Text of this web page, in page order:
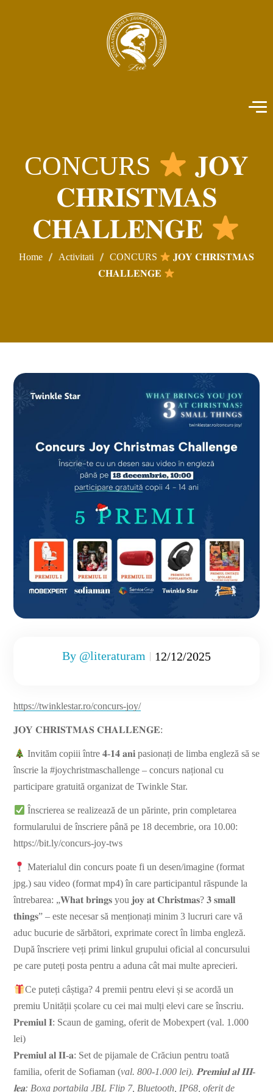
CONCURS
𝐉𝐎𝐘
𝐂𝐇𝐑𝐈𝐒𝐓𝐌𝐀𝐒
𝐂𝐇𝐀𝐋𝐋𝐄𝐍𝐆𝐄
Home Activitati CONCURS
𝐉𝐎𝐘 𝐂𝐇𝐑𝐈𝐒𝐓𝐌𝐀𝐒
𝐂𝐇𝐀𝐋𝐋𝐄𝐍𝐆𝐄
12/12/2025
By @literaturam
https://twinklestar.ro/concurs-joy/
𝐉𝐎𝐘 𝐂𝐇𝐑𝐈𝐒𝐓𝐌𝐀𝐒 𝐂𝐇𝐀𝐋𝐋𝐄𝐍𝐆𝐄:
Invităm copiii între 𝟒-𝟏𝟒 𝐚𝐧𝐢 pasionați de limba engleză să se
înscrie la #joychristmaschallenge – concurs național cu
participare gratuită organizat de Twinkle Star.
Înscrierea se realizează de un părinte, prin completarea
formularului de înscriere până pe 18 decembrie, ora 10.00:
https://bit.ly/concurs-joy-tws
Materialul din concurs poate fi un desen/imagine (format
jpg.) sau video (format mp4) în care participantul răspunde la
întrebarea: „𝐖𝐡𝐚𝐭 𝐛𝐫𝐢𝐧𝐠𝐬 you 𝐣𝐨𝐲 𝐚𝐭 𝐂𝐡𝐫𝐢𝐬𝐭𝐦𝐚𝐬? 𝟑 𝐬𝐦𝐚𝐥𝐥
𝐭𝐡𝐢𝐧𝐠𝐬” – este necesar să menționați minim 3 lucruri care vă
aduc bucurie de sărbători, exprimate corect în limba engleză.
După înscriere veți primi linkul grupului oficial al concursului
pe care puteți posta pentru a aduna cât mai multe aprecieri.
Ce puteți câștiga? 4 premii pentru elevi și se acordă un
premiu Unității școlare cu cei mai mulți elevi care se înscriu.
𝐏𝐫𝐞𝐦𝐢𝐮𝐥 𝐈: Scaun de gaming, oferit de Mobexpert (val. 1.000
lei)
𝐏𝐫𝐞𝐦𝐢𝐮𝐥 𝐚𝐥 𝐈𝐈-𝐚: Set de pijamale de Crăciun pentru toată
familia, oferit de Sofiaman (val. 800-1.000 lei). 𝐏𝐫𝐞𝐦𝐢𝐮𝐥 𝐚𝐥 𝐈𝐈𝐈-
𝐥𝐞𝐚: Boxa portabila JBL Flip 7, Bluetooth, IP68, oferit de